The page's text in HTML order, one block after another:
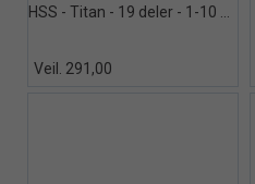
Veil. 291,00